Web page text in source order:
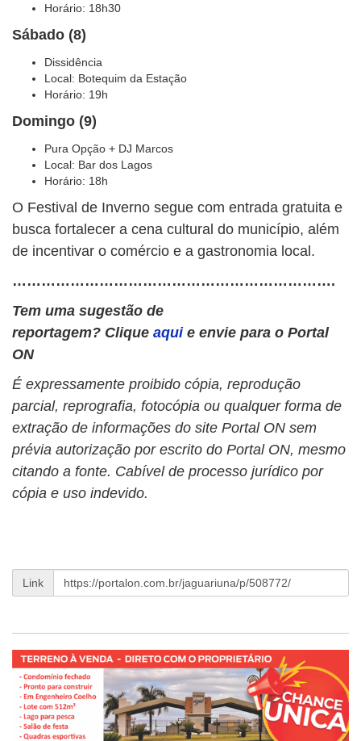
Horário: 18h30
Sábado (8)
Dissidência
Local: Botequim da Estação
Horário: 19h
Domingo (9)
Pura Opção + DJ Marcos
Local: Bar dos Lagos
Horário: 18h
O Festival de Inverno segue com entrada gratuita e
busca fortalecer a cena cultural do município, além
de incentivar o comércio e a gastronomia local.
………………………………………………………….
Tem uma sugestão de
reportagem? Clique aqui e envie para o Portal
ON
É expressamente proibido cópia, reprodução
parcial, reprografia, fotocópia ou qualquer forma de
extração de informações do site Portal ON sem
prévia autorização por escrito do Portal ON, mesmo
citando a fonte. Cabível de processo jurídico por
cópia e uso indevido.
Link